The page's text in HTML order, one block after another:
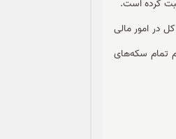
داشته است. حجم کل در امور مالی
دیجیتال بوده و حجم تمام سکه‌های